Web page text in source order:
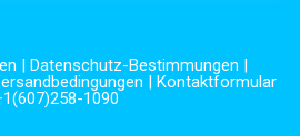
| Datenschutz-Bestimmungen |
| Kontaktformular
1090